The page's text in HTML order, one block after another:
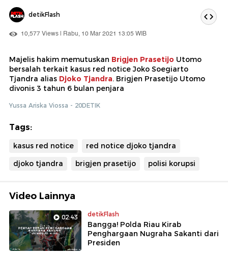
detikFlash
10,577 Views | Rabu, 10 Mar 2021 13:05 WIB
Majelis hakim memutuskan Brigjen Prasetijo Utomo
bersalah terkait kasus red notice Joko Soegiarto
Tjandra alias Djoko Tjandra. Brigjen Prasetijo Utomo
divonis 3 tahun 6 bulan penjara
Yussa Ariska Viossa - 20DETIK
Tags:
kasus red notice
red notice djoko tjandra
djoko tjandra
brigjen prasetijo polisi korupsi
Video Lainnya
02:43 detikFlash
Bangga! Polda Riau Kirab
Penghargaan Nugraha Sakanti dari
Presiden